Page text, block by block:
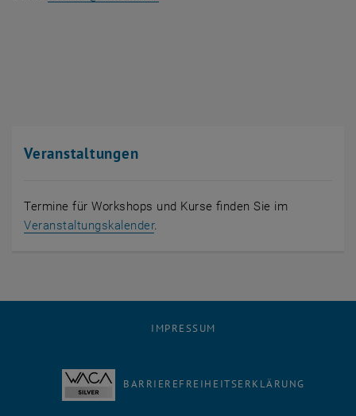
Veranstaltungen
Termine für Workshops und Kurse finden Sie im
Veranstaltungskalender.
IMPRESSUM
BARRIEREFREIHEITSERKLÄRUNG